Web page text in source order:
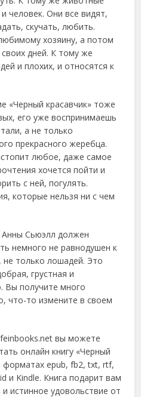
человек. Они все видят,
скучать, любить.
хозяину, а потом
дней. К тому же
и плохих, и относятся к
«Черный красавчик» тоже
его уже воспринимаешь
а не только
прекрасного жеребца.
любое, даже самое
хочется пойти и
с ней, погулять.
которые нельзя ни с чем
Анны Сьюэлл должен
немного не равнодушен к
только лошадей. Это
грустная и
Вы получите много
что-то измените в своем
вы можете
онлайн книгу «Черный
форматах epub, fb2, txt, rtf,
и Kindle. Книга подарит вам
истинное удовольствие от